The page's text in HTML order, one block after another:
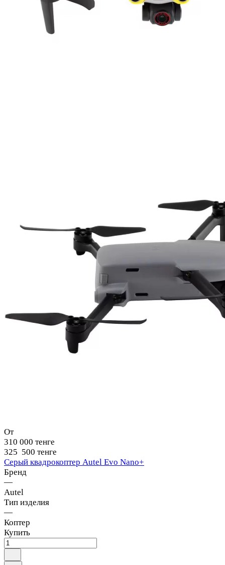
От
310 000 тенге
325 500 тенге
Серый квадрокоптер Autel Evo Nano+
Бренд
—
Autel
Тип изделия
—
Коптер
Купить